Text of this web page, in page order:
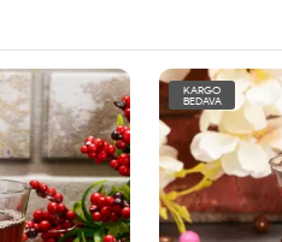
KARGO
BEDAVA